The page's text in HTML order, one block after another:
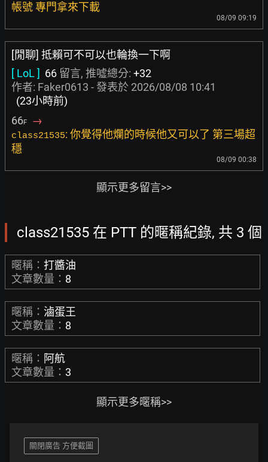
帳號 專門拿來下載
08/09 09:19
[閒聊] 抵賴可不可以也輪換一下啊
[ LoL ] 66 留言, 推噓總分: +32
作者: Faker0613 - 發表於 2026/08/08 10:41
(23小時前)
66F →
class21535: 你覺得他爛的時候他又可以了 第三場超
穩
08/09 00:38
顯示更多留言>>
class21535 在 PTT 的暱稱紀錄, 共 3 個
暱稱： 打醬油
文章數量： 8
暱稱： 滷蛋王
文章數量： 8
暱稱： 阿航
文章數量： 3
顯示更多暱稱>>
關閉廣告 方便截圖